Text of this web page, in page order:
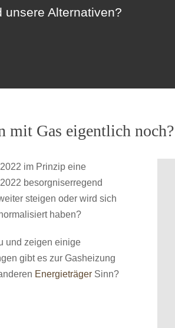
unsere Alternativen?
mit Gas eigentlich noch?
im Prinzip eine
besorgniserregend
steigen oder wird sich
haben?
und zeigen einige
gibt es zur Gasheizung
EnergieträgerSinn?